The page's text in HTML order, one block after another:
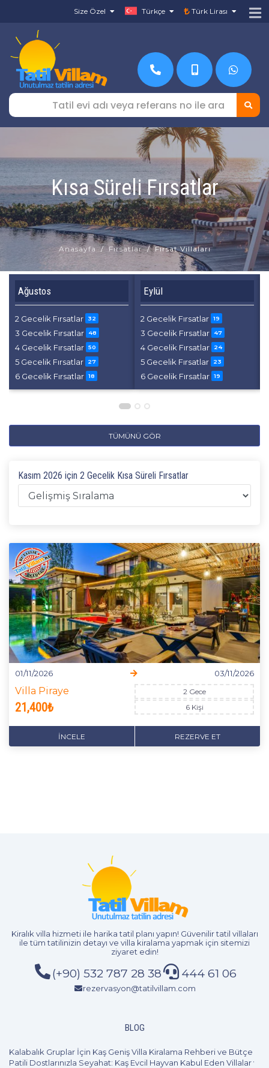
Size Özel Türkçe Türk Lirası
Kısa Süreli Fırsatlar
Anasayfa Fırsatlar Fırsat Villaları
Ağustos
2 Gecelik Fırsatlar 32
3 Gecelik Fırsatlar 48
4 Gecelik Fırsatlar 50
5 Gecelik Fırsatlar 27
6 Gecelik Fırsatlar 18
Eylül
2 Gecelik Fırsatlar 19
3 Gecelik Fırsatlar 47
4 Gecelik Fırsatlar 24
5 Gecelik Fırsatlar 23
6 Gecelik Fırsatlar 19
TÜMÜNÜ GÖR
Kasım 2026 için 2 Gecelik Kısa Süreli Fırsatlar
01/11/2026 03/11/2026
Villa Piraye
21,400₺
2 Gece
6 Kişi
FIRSATI YAKALA
İNCELE REZERVE ET
Kiralık villa hizmetiile harika tatil planı yapın! Güvenilir tatil villaları
ile tüm tatilinizin detayı ve villa kiralama yapmak için sitemizi
ziyaret edin!
(+90) 532 787 28 38 444 61 06
rezervasyon@tatilvillam.com
BLOG
Kalabalık Gruplar İçin Kaş Geniş Villa Kiralama Rehberi ve Bütçe
Patili Dostlarınızla Seyahat: Kaş Evcil Hayvan Kabul Eden Villalar ve